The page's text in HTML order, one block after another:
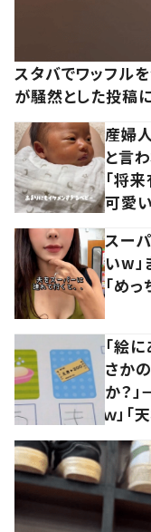
スタバでワッフル
が騒然とした投稿
産婦
と言
「将
可愛い
スー
いw」
「め
「絵
さか
か？
ｗ」「